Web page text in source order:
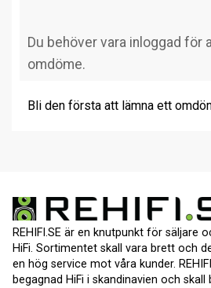
Bli den första att lämna ett
REHIFI.SE är en knutpunkt för säljare
HiFi. Sortimentet skall vara brett och
en hög service mot våra kunder.
begagnad HiFi i skandinavien och